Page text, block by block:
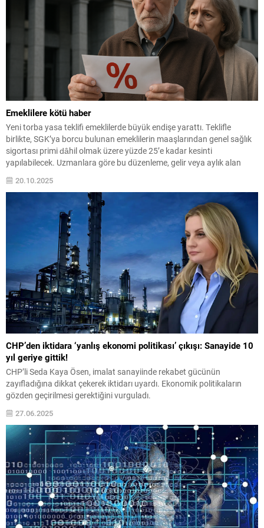
Emeklilere kötü haber
Yeni torba yasa teklifi emeklilerde büyük endişe yarattı. Teklifle
birlikte, SGK’ya borcu bulunan emeklilerin maaşlarından genel sağlık
sigortası primi dâhil olmak üzere yüzde 25’e kadar kesinti
yapılabilecek. Uzmanlara göre bu düzenleme, gelir veya aylık alan
ek kaynak sağlamak amacıyla hazırlanan teklif, emeklilerin
20.10.2025
CHP’den iktidara ‘yanlış ekonomi politikası’ çıkışı: Sanayide 10
yıl geriye gittik!
CHP’li Seda Kaya Ösen, imalat sanayiinde rekabet gücünün
zayıfladığına dikkat çekerek iktidarı uyardı. Ekonomik politikaların
gözden geçirilmesi gerektiğini vurguladı.
27.06.2025